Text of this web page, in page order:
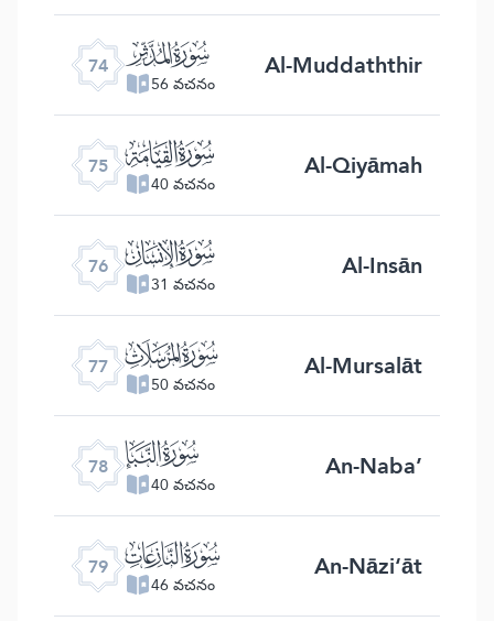
74 ﯷ
56 వచనం Al-Muddaththir
75 ﯸ
40 వచనం Al-Qiyāmah
76 ﯹ
31 వచనం Al-Insān
77 ﯺ
50 వచనం Al-Mursalāt
78 ﯻ
40 వచనం An-Naba’
79 ﯼ
46 వచనం An-Nāzi‘āt